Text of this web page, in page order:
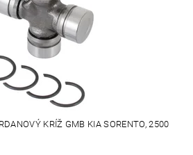
KRÍŽ GMB KIA SORENTO, 2500